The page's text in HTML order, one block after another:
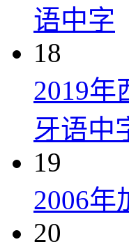
语中字
18
2019年
牙语中
19
2006年
20